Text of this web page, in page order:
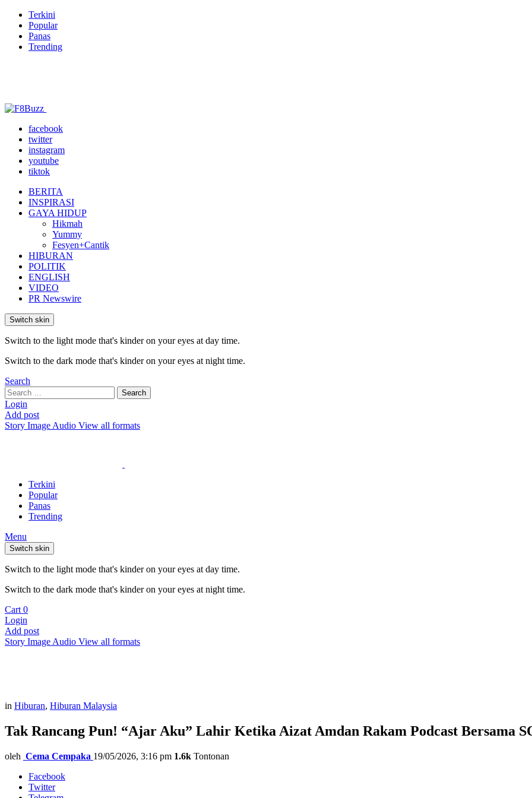
Terkini
Popular
Panas
Trending
facebook
twitter
instagram
youtube
tiktok
BERITA
INSPIRASI
GAYA HIDUP
Hikmah
Yummy
Fesyen+Cantik
HIBURAN
POLITIK
ENGLISH
VIDEO
PR Newswire
Switch skin
Switch to the light mode that's kinder on your eyes at day time.
Switch to the dark mode that's kinder on your eyes at night time.
Search
Search
for:
Search
Login
Add post
Story Image Audio View all formats
Terkini
Popular
Panas
Trending
Menu
Switch skin
Switch to the light mode that's kinder on your eyes at day time.
Switch to the dark mode that's kinder on your eyes at night time.
Cart 0
Login
Add post
Story Image Audio View all formats
in Hiburan, Hiburan Malaysia
Tak Rancang Pun! “Ajar Aku” Lahir Ketika Aizat Amdan Rakam Podcast Bersama
oleh Cema Cempaka 19/05/2026, 3:16 pm 1.6k Tontonan
Facebook
Twitter